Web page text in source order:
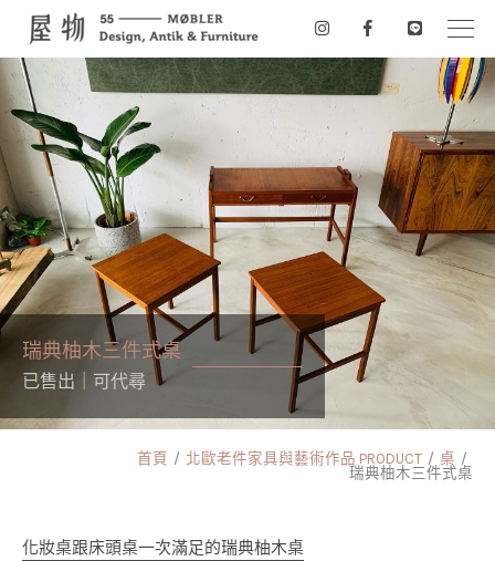
瑞典柚木三件式桌
已售出｜可代尋
首頁 北歐老件家具與藝術作品 PRODUCT
桌
瑞典柚木三件式桌
化妝桌跟床頭桌一次滿足的瑞典柚木桌